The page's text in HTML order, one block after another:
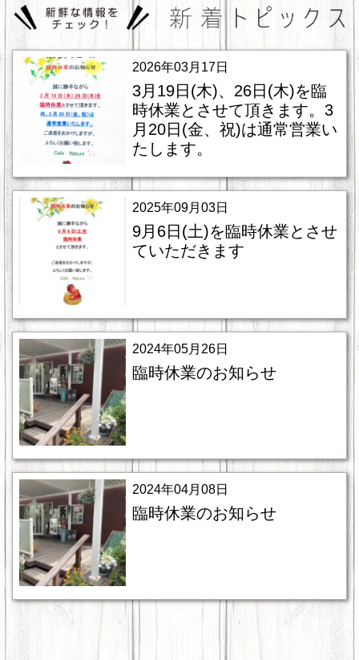
2026年03月17日
3月19日(木)、26日(木)を臨
時休業とさせて頂きます。3
月20日(金、祝)は通常営業い
たします。
2025年09月03日
9月6日(土)を臨時休業とさせ
ていただきます
2024年05月26日
臨時休業のお知らせ
2024年04月08日
臨時休業のお知らせ